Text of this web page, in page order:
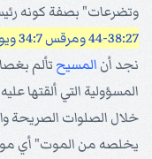
وتضرعات" بصفة كونه
38:27-44
ومرقس 34:7
نجد أن المسيح تألم
المسؤولية التي ألقتها
خلال الصلوات الصريحة
يخلصه من الموت" أي